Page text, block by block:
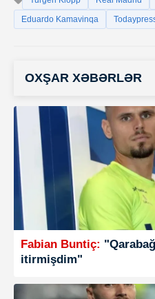
Eduardo Kamavinqa
OXŞAR XƏBƏRLƏR
Fabian Buntiç:
itirmişdim"